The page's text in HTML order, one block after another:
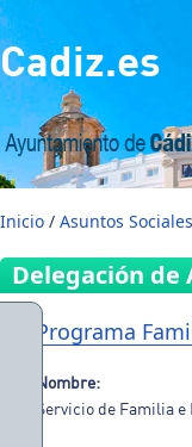
Pasar al contenido
Cadiz.es
Inicio / Asuntos Sociales
Delegación de
Programa
Nombre:
Servicio de Familia